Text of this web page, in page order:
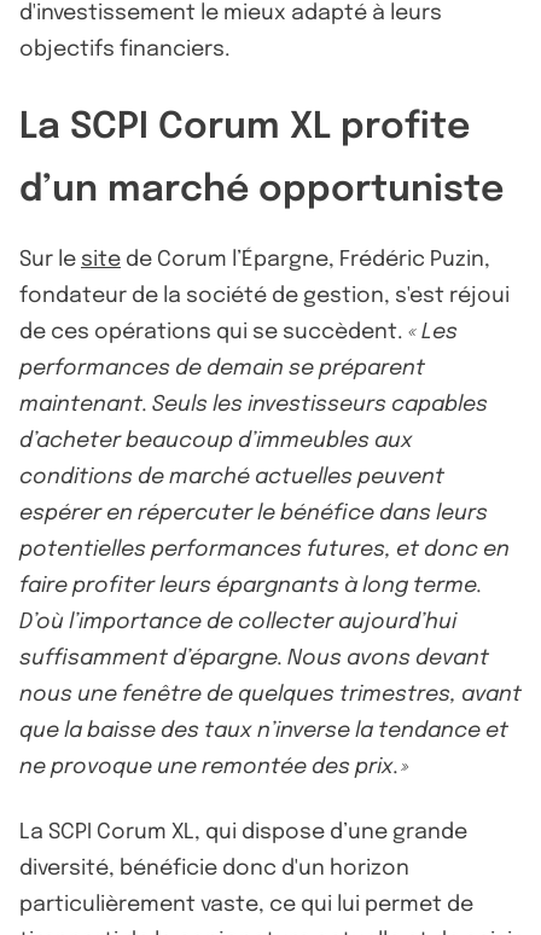
d'investissement le mieux adapté à leurs
objectifs financiers.
La SCPI Corum XL profite
d’un marché opportuniste
Sur le site de Corum l’Épargne, Frédéric Puzin,
fondateur de la société de gestion, s'est réjoui
de ces opérations qui se succèdent. « Les
performances de demain se préparent
maintenant. Seuls les investisseurs capables
d’acheter beaucoup d’immeubles aux
conditions de marché actuelles peuvent
espérer en répercuter le bénéfice dans leurs
potentielles performances futures, et donc en
faire profiter leurs épargnants à long terme.
D’où l’importance de collecter aujourd’hui
suffisamment d’épargne. Nous avons devant
nous une fenêtre de quelques trimestres, avant
que la baisse des taux n’inverse la tendance et
ne provoque une remontée des prix. »
La SCPI Corum XL, qui dispose d’une grande
diversité, bénéficie donc d'un horizon
particulièrement vaste, ce qui lui permet de